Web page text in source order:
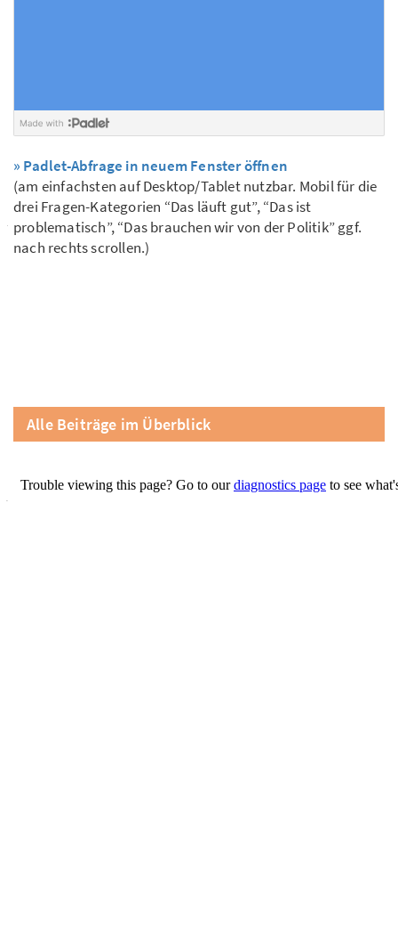
» Padlet-Abfrage in neuem Fenster öffnen
(am einfachsten auf Desktop/Tablet nutzbar. Mobil für die
drei Fragen-Kategorien “Das läuft gut”, “Das ist
problematisch”, “Das brauchen wir von der Politik” ggf.
nach rechts scrollen.)
Alle Beiträge im Überblick